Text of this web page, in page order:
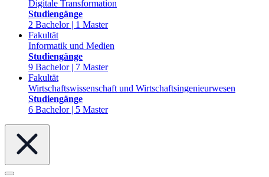
Digitale Transformation
Studiengänge
2 Bachelor | 1 Master
Fakultät
Informatik und Medien
Studiengänge
9 Bachelor | 7 Master
Fakultät
Wirtschaftswissenschaft und Wirtschaftsingenieurwesen
Studiengänge
6 Bachelor | 5 Master